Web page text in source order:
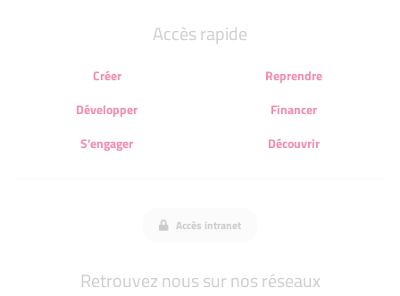
Accès rapide
Créer
Reprendre
Développer
Financer
S'engager
Découvrir
Accès intranet
Retrouvez nous sur nos réseaux